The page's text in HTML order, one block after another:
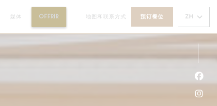
媒体 OFFRIR ((在新窗口中打开))地图和联系方式 预订餐位 ZH